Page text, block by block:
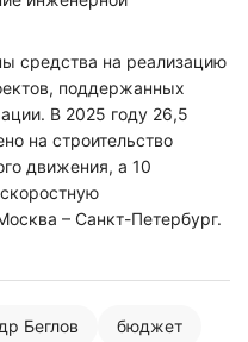
средства на реализацию
поддержанных
В 2025 году 26,5
на строительство
движения, а 10
– Санкт-Петербург.
Беглов бюджет
вы
конфиденциальности